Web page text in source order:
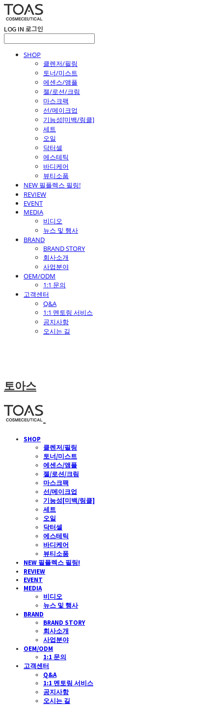
LOG IN 로그인
SHOP
클렌저/필링
토너/미스트
에센스/앰플
젤/로션/크림
마스크팩
선/메이크업
기능성[미백/링클]
세트
오일
닥터셀
에스테틱
바디케어
뷰티소품
NEW 필플렉스 필링!
REVIEW
EVENT
MEDIA
비디오
뉴스 및 행사
BRAND
BRAND STORY
회사소개
사업분야
OEM/ODM
1:1 문의
고객센터
Q&A
1:1 멘토링 서비스
공지사항
오시는 길
토아스
SHOP
클렌저/필링
토너/미스트
에센스/앰플
젤/로션/크림
마스크팩
선/메이크업
기능성[미백/링클]
세트
오일
닥터셀
에스테틱
바디케어
뷰티소품
NEW 필플렉스 필링!
REVIEW
EVENT
MEDIA
비디오
뉴스 및 행사
BRAND
BRAND STORY
회사소개
사업분야
OEM/ODM
1:1 문의
고객센터
Q&A
1:1 멘토링 서비스
공지사항
오시는 길